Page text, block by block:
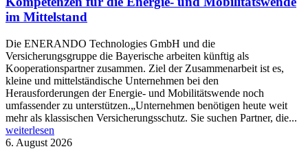
im Mittelstand
Die ENERANDO Technologies GmbH und die
Versicherungsgruppe die Bayerische arbeiten künftig als
Kooperationspartner zusammen. Ziel der Zusammenarbeit ist es,
kleine und mittelständische Unternehmen bei den
Herausforderungen der Energie- und Mobilitätswende noch
umfassender zu unterstützen.„Unternehmen benötigen heute weit
mehr als klassischen Versicherungsschutz. Sie suchen Partner, die...
weiterlesen
6. August 2026